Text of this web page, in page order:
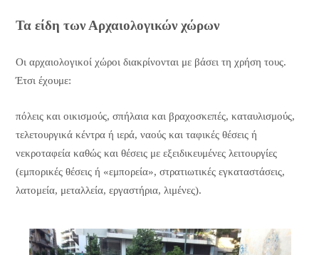
Τα είδη των Αρχαιολογικών χώρων
Οι αρχαιολογικοί χώροι διακρίνονται με βάσει τη χρήση τους.
Έτσι έχουμε:
πόλεις και οικισμούς, σπήλαια και βραχοσκεπές, καταυλισμούς,
τελετουργικά κέντρα ή ιερά, ναούς και ταφικές θέσεις ή
νεκροταφεία καθώς και θέσεις με εξειδικευμένες λειτουργίες
(εμπορικές θέσεις ή «εμπορεία», στρατιωτικές εγκαταστάσεις,
λατομεία, μεταλλεία, εργαστήρια, λιμένες).